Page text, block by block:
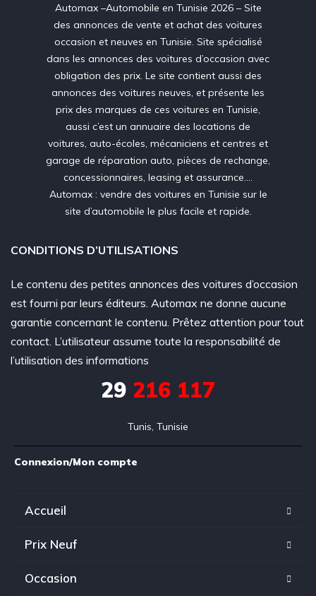
Automax –Automobile en Tunisie 2026 – Site
des annonces de vente et achat des voitures
occasion et neuves en Tunisie. Site spécialisé
dans les annonces des voitures d’occasion avec
obligation des prix. Le site contient aussi des
annonces des voitures neuves, et présente les
prix des marques de ces voitures en Tunisie,
aussi c’est un annuaire des locations de
voitures, auto-écoles, mécaniciens et centres et
garage de réparation auto, pièces de rechange,
concessionnaires, leasing et assurance….
Automax : vendre des voitures en Tunisie sur le
site d’automobile le plus facile et rapide.
CONDITIONS D’UTILISATIONS
Le contenu des petites annonces des voitures d’occasion
est fourni par leurs éditeurs. Automax ne donne aucune
garantie concernant le contenu. Prêtez attention pour tout
contact. L’utilisateur assume toute la responsabilité de
l’utilisation des informations
29 216 117
Tunis, Tunisie
Connexion/Mon compte
Accueil
Prix Neuf
Occasion